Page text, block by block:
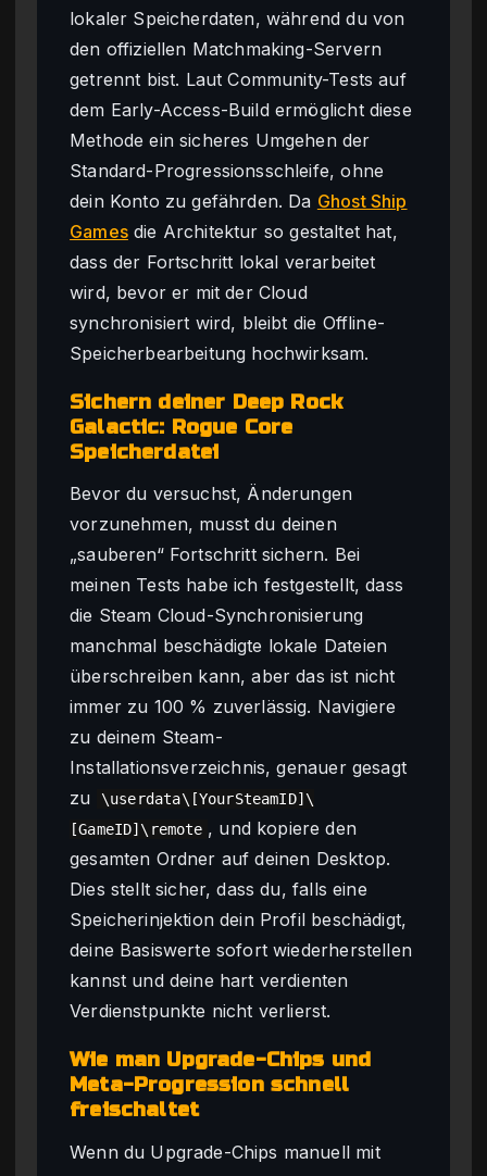
lokaler Speicherdaten, während du von
den offiziellen Matchmaking-Servern
getrennt bist. Laut Community-Tests auf
dem Early-Access-Build ermöglicht diese
Methode ein sicheres Umgehen der
Standard-Progressionsschleife, ohne
dein Konto zu gefährden. Da Ghost Ship
Gamesdie Architektur so gestaltet hat,
dass der Fortschritt lokal verarbeitet
wird, bevor er mit der Cloud
synchronisiert wird, bleibt die Offline-
Speicherbearbeitung hochwirksam.
Sichern deiner Deep Rock
Galactic: Rogue Core
Speicherdatei
Bevor du versuchst, Änderungen
vorzunehmen, musst du deinen
„sauberen“ Fortschritt sichern. Bei
meinen Tests habe ich festgestellt, dass
die Steam Cloud-Synchronisierung
manchmal beschädigte lokale Dateien
überschreiben kann, aber das ist nicht
immer zu 100 % zuverlässig. Navigiere
zu deinem Steam-
Installationsverzeichnis, genauer gesagt
zu
\userdata\[YourSteamID]\
[GameID]\remote , und kopiere den
gesamten Ordner auf deinen Desktop.
Dies stellt sicher, dass du, falls eine
Speicherinjektion dein Profil beschädigt,
deine Basiswerte sofort wiederherstellen
kannst und deine hart verdienten
Verdienstpunkte nicht verlierst.
Wie man Upgrade-Chips und
Meta-Progression schnell
freischaltet
Wenn du Upgrade-Chips manuell mit